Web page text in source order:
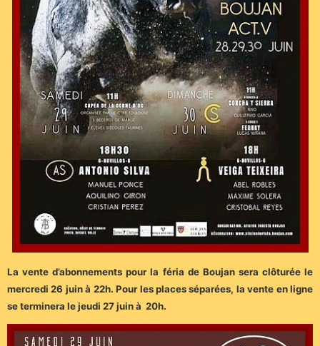
La vente d’abonnements pour la féria de Boujan sera clôturée le
mercredi 26 juin à 22h. Pour les places séparées, la vente en ligne
se terminera le jeudi 27 juin à 20h.